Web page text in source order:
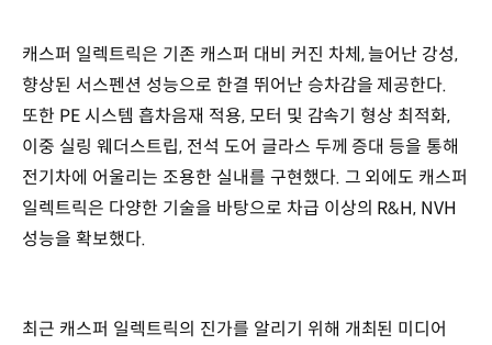
캐스퍼 일렉트릭은 기존 캐스퍼 대비 커진 차체, 늘어난 강성,
향상된 서스펜션 성능으로 한결 뛰어난 승차감을 제공한다.
또한 PE 시스템 흡차음재 적용, 모터 및 감속기 형상 최적화,
이중 실링 웨더스트립, 전석 도어 글라스 두께 증대 등을 통해
전기차에 어울리는 조용한 실내를 구현했다. 그 외에도 캐스퍼
일렉트릭은 다양한 기술을 바탕으로 차급 이상의 R&H, NVH
성능을 확보했다.
최근 캐스퍼 일렉트릭의 진가를 알리기 위해 개최된 미디어